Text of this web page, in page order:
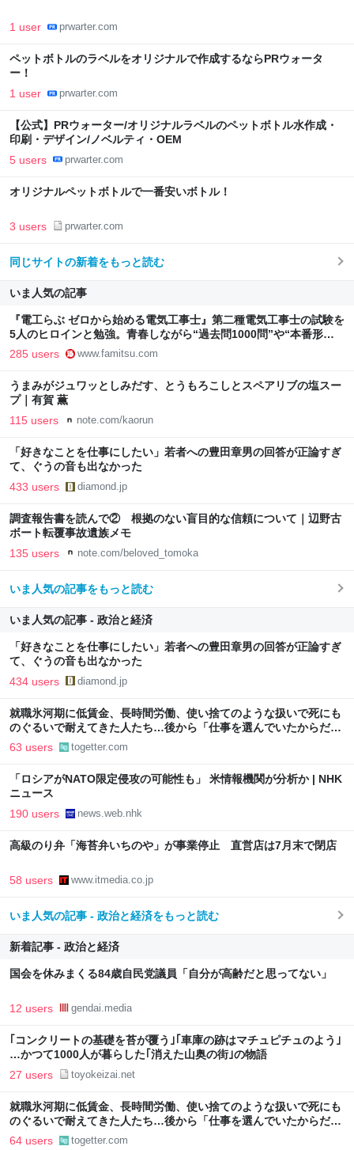
1 user prwarter.com
ペットボトルのラベルをオリジナルで作成するならPRウォータ
ー！
1 user prwarter.com
【公式】PRウォーター/オリジナルラベルのペットボトル水作成・
印刷・デザイン/ノベルティ・OEM
5 users prwarter.com
オリジナルペットボトルで一番安いボトル！
3 users prwarter.com
同じサイトの新着をもっと読む
いま人気の記事
『電工らぶ ゼロから始める電気工事士』第二種電気工事士の試験を
5人のヒロインと勉強。青春しながら“過去問1000問”や“本番形式
CBT模擬試験”で本格的に学べるノベルゲーム | ゲーム・エンタメ
最新情報のファミ通.com
285 users www.famitsu.com
うまみがジュワッとしみだす、とうもろこしとスペアリブの塩スー
プ｜有賀 薫
115 users note.com/kaorun
「好きなことを仕事にしたい」若者への豊田章男の回答が正論すぎ
て、ぐうの音も出なかった
433 users diamond.jp
調査報告書を読んで② 根拠のない盲目的な信頼について｜辺野古
ボート転覆事故遺族メモ
135 users note.com/beloved_tomoka
いま人気の記事をもっと読む
いま人気の記事 - 政治と経済
「好きなことを仕事にしたい」若者への豊田章男の回答が正論すぎ
て、ぐうの音も出なかった
434 users diamond.jp
就職氷河期に低賃金、長時間労働、使い捨てのような扱いで死にも
のぐるいで耐えてきた人たち…後から「仕事を選んでいたからだ」
と本人の選択の問題に書き換えるのはあまりに短絡的という話
63 users togetter.com
「ロシアがNATO限定侵攻の可能性も」 米情報機関が分析か | NHK
ニュース
190 users news.web.nhk
高級のり弁「海苔弁いちのや」が事業停止 直営店は7月末で閉店
58 users www.itmedia.co.jp
いま人気の記事 - 政治と経済をもっと読む
新着記事 - 政治と経済
国会を休みまくる84歳自民党議員「自分が高齢だと思ってない」
12 users gendai.media
｢コンクリートの基礎を苔が覆う｣｢車庫の跡はマチュピチュのよう｣
…かつて1000人が暮らした｢消えた山奥の街｣の物語
27 users toyokeizai.net
就職氷河期に低賃金、長時間労働、使い捨てのような扱いで死にも
のぐるいで耐えてきた人たち…後から「仕事を選んでいたからだ」
と本人の選択の問題に書き換えるのはあまりに短絡的という話
64 users togetter.com